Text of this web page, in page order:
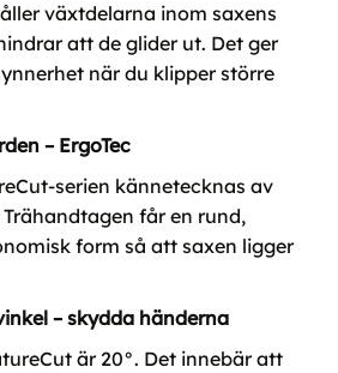
växtdelarna inom saxens
att de glider ut. Det ger
när du klipper större
– ErgoTec
serien kännetecknas av
får en rund,
form så att saxen ligger
– skydda händerna
är 20°. Det innebär att